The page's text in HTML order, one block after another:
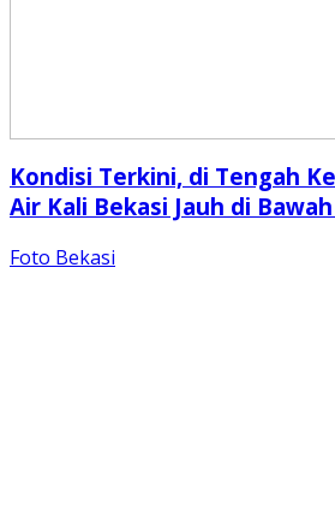
Kondisi Terkini, di Tengah
Air Kali Bekasi Jauh di
Foto Bekasi